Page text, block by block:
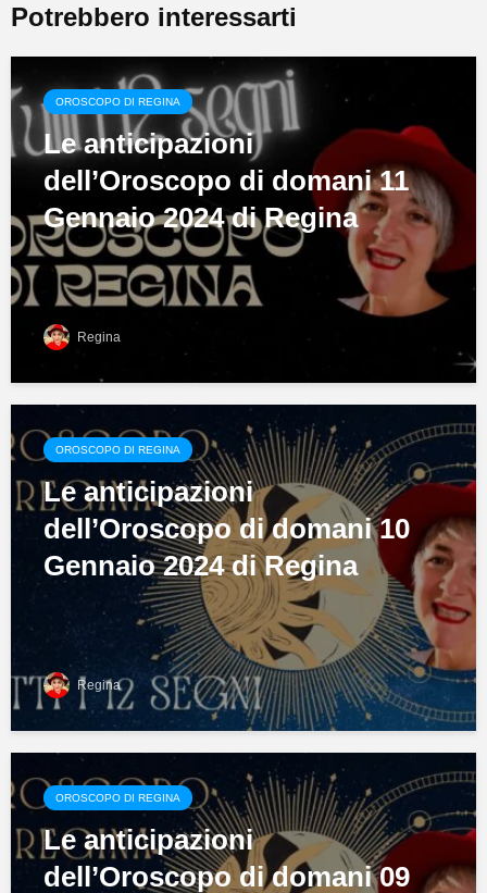
Potrebbero interessarti
OROSCOPO DI REGINA
Le anticipazioni
dell’Oroscopo di domani 11
Gennaio 2024 di Regina
Regina
OROSCOPO DI REGINA
Le anticipazioni
dell’Oroscopo di domani 10
Gennaio 2024 di Regina
Regina
OROSCOPO DI REGINA
Le anticipazioni
dell’Oroscopo di domani 09